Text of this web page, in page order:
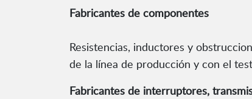
Fabricantes de componentes
Resistencias, inductores y
de la línea de producción y con el
Fabricantes de interruptores,